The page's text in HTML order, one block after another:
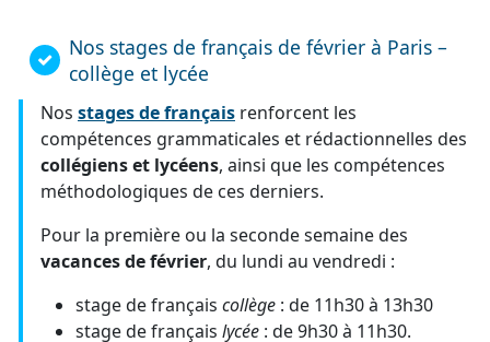
Nos stages de français de février à Paris –
collège et lycée
Nos stages de français renforcent les
compétences grammaticales et rédactionnelles des
collégiens et lycéens, ainsi que les compétences
méthodologiques de ces derniers.
Pour la première ou la seconde semaine des
vacances de février, du lundi au vendredi :
stage de français collège : de 11h30 à 13h30
stage de français lycée : de 9h30 à 11h30.